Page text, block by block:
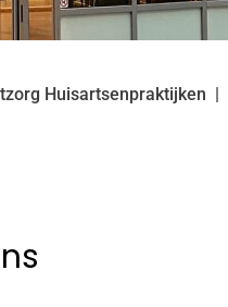
Huisartsenpraktijken